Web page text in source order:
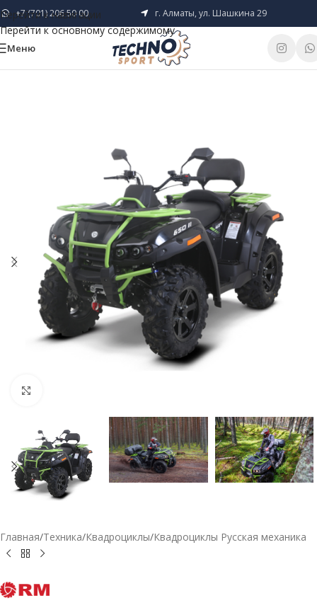
Перейти к навигации
Перейти к основному содержимому
+7 (701) 206 50 00 г. Алматы, ул. Шашкина 29
Меню
Главная/Техника/Квадроциклы/Квадроциклы Русская механика